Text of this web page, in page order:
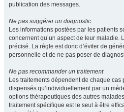
publication des messages.
Ne pas suggérer un diagnostic
Les informations postées par les patients
concernent qu’un aspect de leur maladie.
précisé. La règle est donc d’éviter de
personnelle et de ne pas poser de
Ne pas recommander un traitement
Les traitements dépendent de chaque cas
dispensés qu’individuellement par un
options thérapeutiques des autres
traitement spécifique est le seul à être